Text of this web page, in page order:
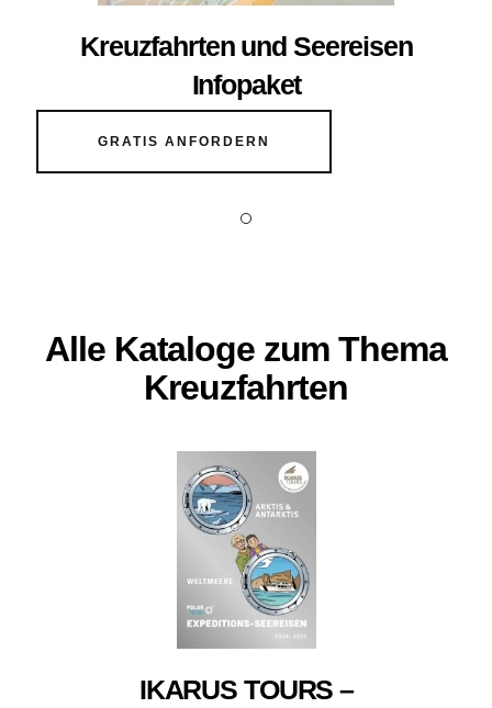
Kreuzfahrten und Seereisen
Infopaket
GRATIS ANFORDERN
Alle Kataloge zum Thema
Kreuzfahrten
IKARUS TOURS –